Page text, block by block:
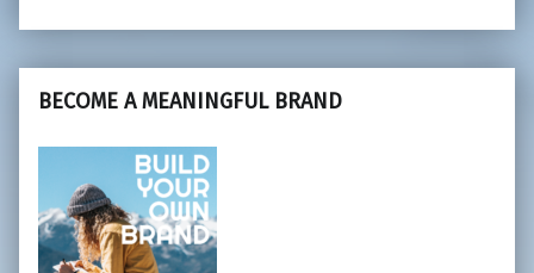
BECOME A MEANINGFUL BRAND